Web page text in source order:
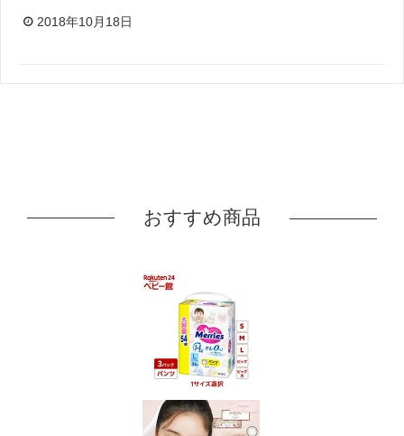
2018年10月18日
おすすめ商品